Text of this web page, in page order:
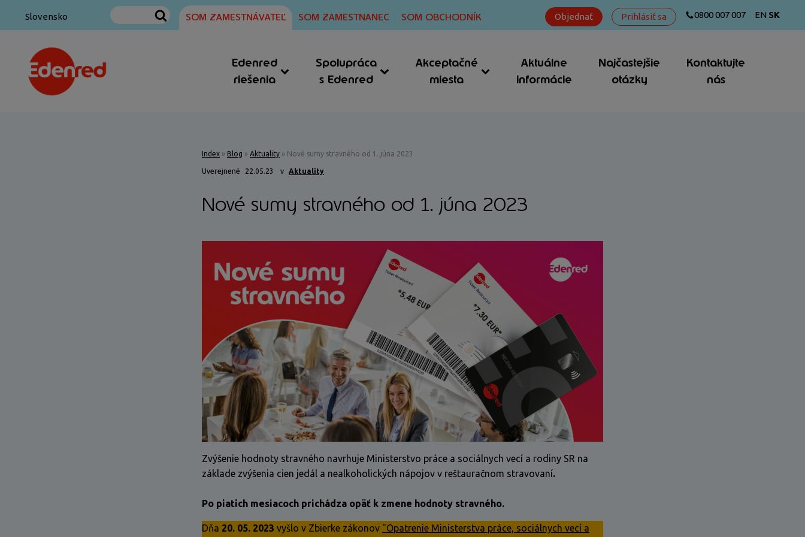
Slovensko SOM ZAMESTNÁVATEĽ SOM ZAMESTNANEC SOM OBCHODNÍK Objednať Prihlásiť sa 0800 007 007 EN SK
Edenred
riešenia
Spolupráca
s Edenred
Akceptačné
miesta
Aktuálne
informácie
Najčastejšie
otázky
Kontaktujte
nás
Index » Blog » Aktuality » Nové sumy stravného od 1. júna 2023
Uverejnené 22.05.23 v Aktuality
Nové sumy stravného od 1. júna 2023
Zvýšenie hodnoty stravného navrhuje Ministerstvo práce a sociálnych vecí a rodiny SR na
základe zvýšenia cien jedál a nealkoholických nápojov v reštauračnom stravovaní.
Po piatich mesiacoch prichádza opäť k zmene hodnoty stravného.
Dňa 20. 05. 2023 vyšlo v Zbierke zákonov "Opatrenie Ministerstva práce, sociálnych vecí a